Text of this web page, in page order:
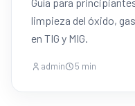
limpieza del óxido,
en TIG y MIG.
admin 5 min